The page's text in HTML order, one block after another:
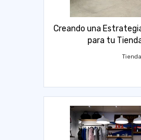
Creando una
para tu
Tienda